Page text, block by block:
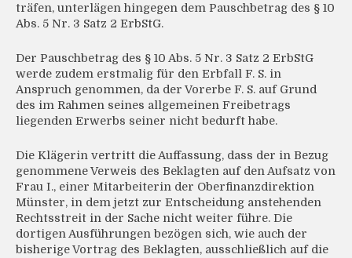
träfen, unterlägen hingegen dem Pauschbetrag des § 10
Abs. 5 Nr. 3 Satz 2 ErbStG.
Der Pauschbetrag des § 10 Abs. 5 Nr. 3 Satz 2 ErbStG
werde zudem erstmalig für den Erbfall F. S. in
Anspruch genommen, da der Vorerbe F. S. auf Grund
des im Rahmen seines allgemeinen Freibetrags
liegenden Erwerbs seiner nicht bedurft habe.
Die Klägerin vertritt die Auffassung, dass der in Bezug
genommene Verweis des Beklagten auf den Aufsatz von
Frau I., einer Mitarbeiterin der Oberfinanzdirektion
Münster, in dem jetzt zur Entscheidung anstehenden
Rechtsstreit in der Sache nicht weiter führe. Die
dortigen Ausführungen bezögen sich, wie auch der
bisherige Vortrag des Beklagten, ausschließlich auf die